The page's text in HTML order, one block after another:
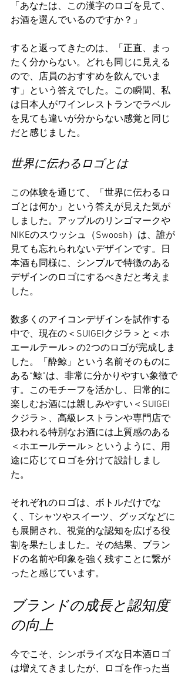
「あなたは、この漢字のロゴを見て、
お酒を選んでいるのですか？」
すると返ってきたのは、「正直、まっ
たく分からない。どれも同じに見える
ので、店員のおすすめを飲んでいま
す」という答えでした。この瞬間、私
は日本人がワインレストランでラベル
を見ても違いが分からない感覚と同じ
だと感じました。
世界に伝わるロゴとは
この体験を通じて、「世界に伝わるロ
ゴとは何か」という答えが見えた気が
しました。アップルのリンゴマークや
NIKEのスウッシュ（Swoosh）は、誰が
見ても忘れられないデザインです。日
本酒も同様に、シンプルで特徴のある
デザインのロゴにするべきだと考えま
した。
数多くのアイコンデザインを試作する
中で、現在の＜SUIGEIクジラ＞と＜ホ
エールテール＞の2つのロゴが完成しま
した。「酔鯨」という名前そのものに
ある“鯨”は、非常に分かりやすい象徴で
す。このモチーフを活かし、日常的に
楽しむお酒には親しみやすい＜SUIGEI
クジラ＞、高級レストランや専門店で
扱われる特別なお酒には上質感のある
＜ホエールテール＞というように、用
途に応じてロゴを分けて設計しまし
た。
それぞれのロゴは、ボトルだけでな
く、Tシャツやスイーツ、グッズなどに
も展開され、視覚的な認知を広げる役
割を果たしました。その結果、ブラン
ドの名前や印象を強く残すことに繋が
ったと感じています。
ブランドの成長と認知度
の向上
今でこそ、シンボライズな日本酒ロゴ
は増えてきましたが、ロゴを作った当